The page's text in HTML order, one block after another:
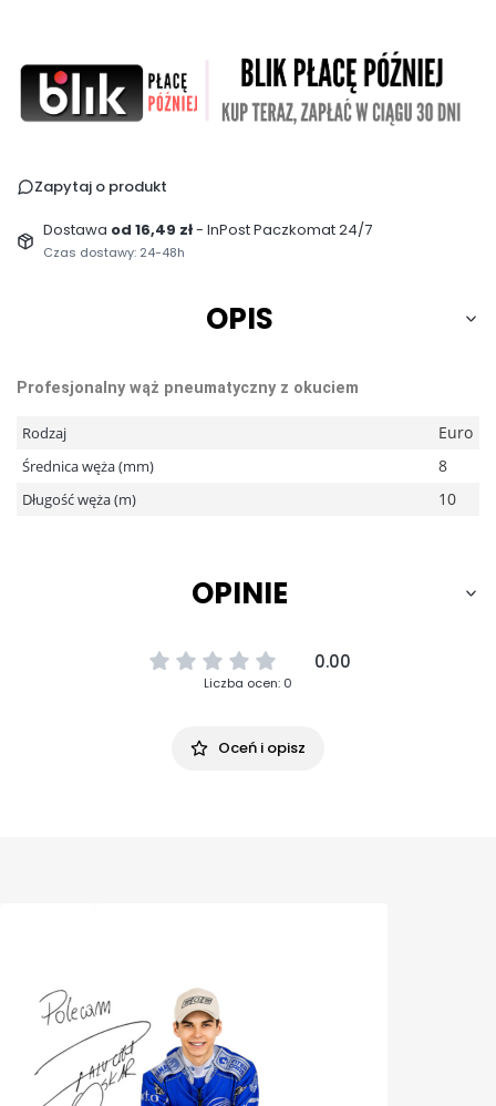
Zapytaj o produkt
Dostawa od 16,49 zł- InPost Paczkomat 24/7
Czas dostawy: 24-48h
OPIS
Profesjonalny wąż pneumatyczny z okuciem
Rodzaj Euro
Średnica węża (mm) 8
Długość węża (m) 10
OPINIE
0.00
Liczba ocen: 0
Oceń i opisz